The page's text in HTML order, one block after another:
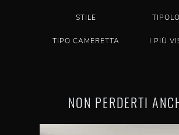
STILE
TIPO CAMERETTA I PIÙ
NON PERDERTI